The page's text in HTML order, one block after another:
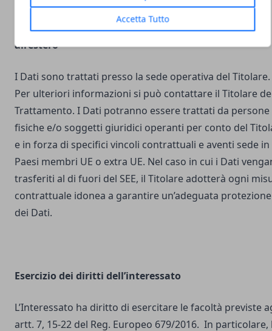
Accetta Tutto
Luogo del Trattamento e trasferimento dei Dati
all’estero
I Dati sono trattati presso la sede operativa del Titolare.
Per ulteriori informazioni si può contattare il Titolare
Trattamento. I Dati potranno essere trattati da persone
fisiche e/o soggetti giuridici operanti per conto del
e in forza di specifici vincoli contrattuali e aventi sede in
Paesi membri UE o extra UE. Nel caso in cui i Dati
trasferiti al di fuori del SEE, il Titolare adotterà ogni
contrattuale idonea a garantire un’adeguata protezione
dei Dati.
Esercizio dei diritti dell’interessato
L’Interessato ha diritto di esercitare le facoltà previste
artt. 7, 15-22 del Reg. Europeo 679/2016. In particolare,